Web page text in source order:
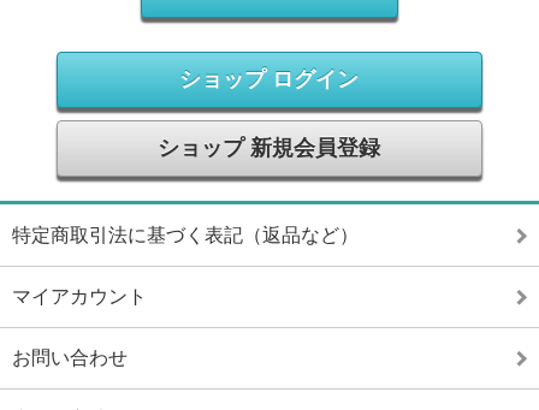
ショップ ログイン
ショップ 新規会員登録
特定商取引法に基づく表記（返品など）
マイアカウント
お問い合わせ